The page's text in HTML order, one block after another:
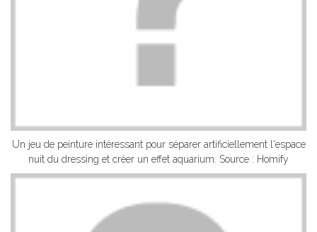
Un jeu de peinture intéressant pour séparer artificiellement l'espace
nuit du dressing et créer un effet aquarium. Source : Homify